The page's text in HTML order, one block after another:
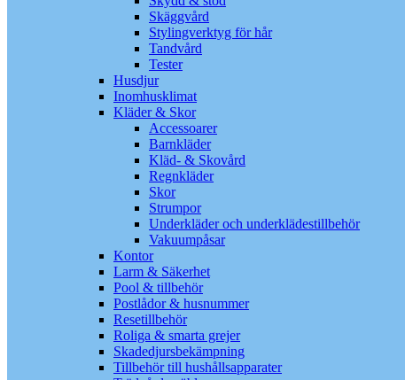
Skäggvård
Stylingverktyg för hår
Tandvård
Tester
Husdjur
Inomhusklimat
Kläder & Skor
Accessoarer
Barnkläder
Kläd- & Skovård
Regnkläder
Skor
Strumpor
Underkläder och underklädestillbehör
Vakuumpåsar
Kontor
Larm & Säkerhet
Pool & tillbehör
Postlådor & husnummer
Resetillbehör
Roliga & smarta grejer
Skadedjursbekämpning
Tillbehör till hushållsapparater